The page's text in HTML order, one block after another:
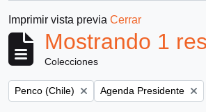
Imprimir vista previa Cerrar
Mostrando 1
Colecciones
Remove filter:
Penco (Chile) Remove filter:
Agenda Presidente